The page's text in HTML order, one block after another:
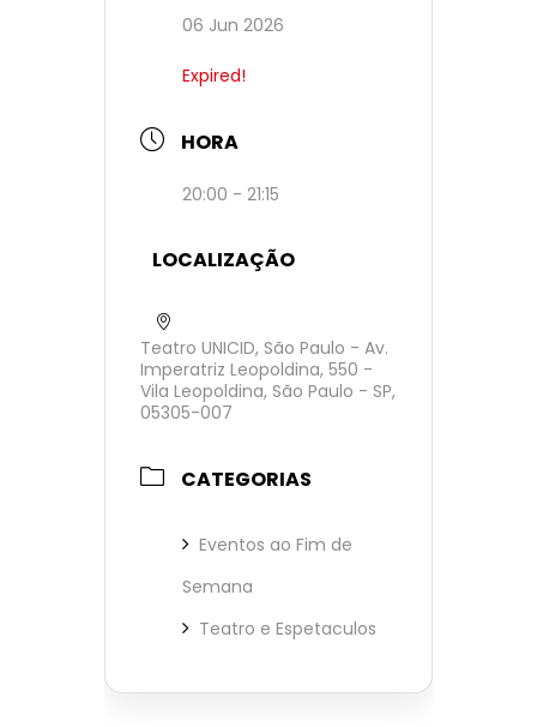
06 Jun 2026
Expired!
HORA
20:00 - 21:15
LOCALIZAÇÃO
Teatro UNICID, São Paulo - Av.
Imperatriz Leopoldina, 550 -
Vila Leopoldina, São Paulo - SP,
05305-007
CATEGORIAS
Eventos ao Fim de
Semana
Teatro e Espetaculos